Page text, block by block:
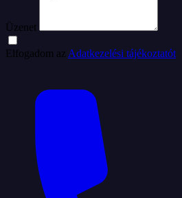
Üzenet
Elfogadom az Adatkezelési tájékoztatót